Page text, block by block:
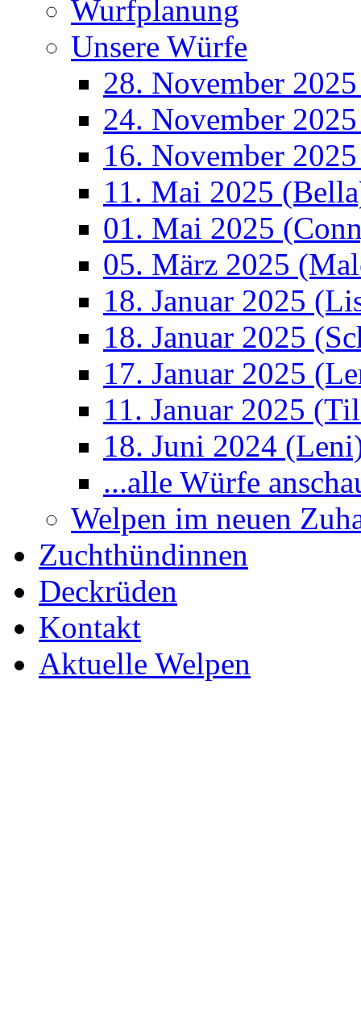
Wurfplanung
Unsere Würfe
28. November
24. November
16. November
11. Mai 2025
01. Mai 2025
05. März 2025
18. Januar 2025
18. Januar 2025
17. Januar 2025
11. Januar 2025
18. Juni 2024
...alle Würfe
Welpen im neuen
Zuchthündinnen
Deckrüden
Kontakt
Aktuelle Welpen